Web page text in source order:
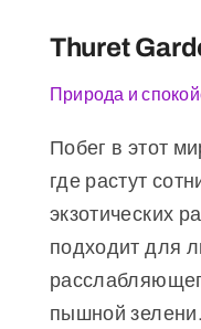
Thuret
Природа и
Побег в этот
где растут
экзотических
подходит для
пышной зелени.